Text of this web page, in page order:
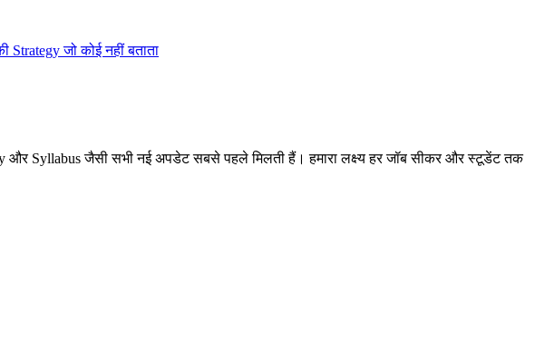
Strategy जो कोई नहीं बताता
और Syllabus जैसी सभी नई अपडेट सबसे पहले मिलती हैं। हमारा लक्ष्य हर जॉब सीकर और स्टूडेंट तक